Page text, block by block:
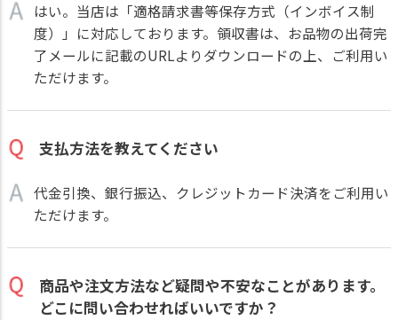
はい。当店は「適格請求書等保存方式（インボイス制
度）」に対応しております。領収書は、お品物の出荷完
了メールに記載のURLよりダウンロードの上、ご利用い
ただけます。
支払方法を教えてください
代金引換、銀行振込、クレジットカード決済をご利用い
ただけます。
商品や注文方法など疑問や不安なことがあります。
どこに問い合わせればいいですか？